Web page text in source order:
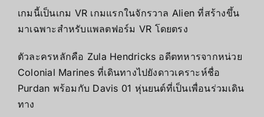
เกมนี้เป็นเกม VR เกมแรกในจักรวาล Alien ที่สร้างขึ้น
มาเฉพาะสำหรับแพลตฟอร์ม VR โดยตรง
ตัวละครหลักคือ Zula Hendricks อดีตทหารจากหน่วย
Colonial Marines ที่เดินทางไปยังดาวเคราะห์ชื่อ
Purdan พร้อมกับ Davis 01 หุ่นยนต์ที่เป็นเพื่อนร่วมเดิน
ทาง